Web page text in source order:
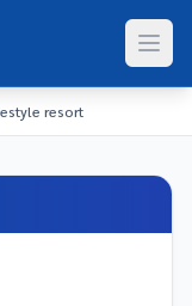
resort